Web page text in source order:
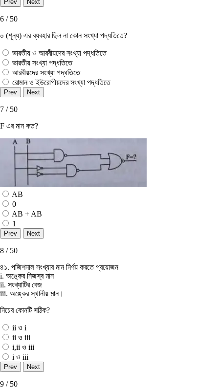
6 / 50
০ (শূন্য) এর ব্যবহার ছিল না কোন সংখ্যা পদ্ধতিতে?
ভারতীয় ও আরবীয়দের সংখ্যা পদ্ধতিতে
ভারতীয় সংখ্যা পদ্ধতিতে
আরবীয়দের সংখ্যা পদ্ধতিতে
রােমান ও ইউরােপীয়দের সংখ্যা পদ্ধতিতে
7 / 50
F এর মান কত?
AB
0
AB + AB
1
8 / 50
৪১. পজিশনাল সংখ্যার মান নির্ণয় করতে প্রয়ােজন
i. অঙ্কের নিজস্ব মান
ii. সংখ্যাটির বেজ
iii. অঙ্কের স্থানীয় মান।
নিচের কোনটি সঠিক?
ii ও i
ii ও iii
i,ii ও iii
i ও iii
9 / 50